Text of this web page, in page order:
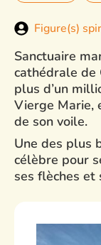
Figure(s)
Sanctuaire
cathédrale de
plus d’un
Vierge Marie,
de son voile.
Une des plus
célèbre pour
ses flèches et